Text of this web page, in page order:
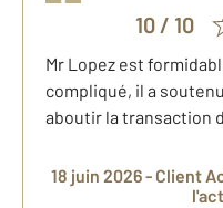
10/ 10
Mr Lopez est
compliqué, il a
aboutir la transaction
18 juin 2026 - Client